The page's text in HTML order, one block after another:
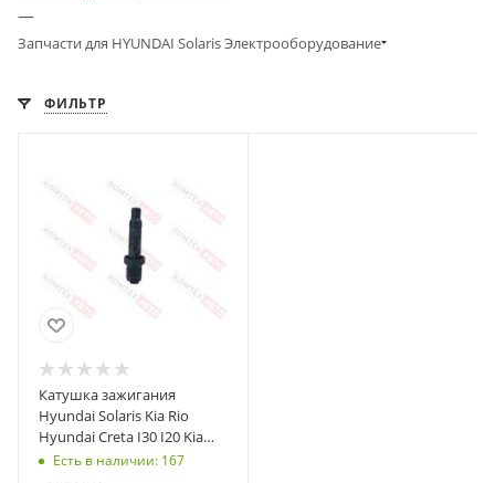
—
Запчасти для HYUNDAI Solaris Электрооборудование
ФИЛЬТР
Катушка зажигания
Hyundai Solaris Kia Rio
Hyundai Creta I30 I20 Kia
Ceed Cerato
Есть в наличии: 167